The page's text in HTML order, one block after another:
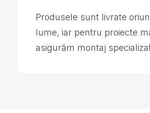
Produsele sunt livrate
lume, iar pentru proiecte
asigurăm montaj